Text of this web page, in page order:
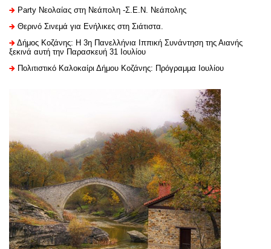
Party Νεολαίας στη Νεάπολη -Σ.Ε.Ν. Νεάπολης
Θερινό Σινεμά για Ενήλικες στη Σιάτιστα.
Δήμος Κοζάνης: Η 3η Πανελλήνια Ιππική Συνάντηση της Αιανής
ξεκινά αυτή την Παρασκευή 31 Ιουλίου
Πολιτιστικό Καλοκαίρι Δήμου Κοζάνης: Πρόγραμμα Ιουλίου